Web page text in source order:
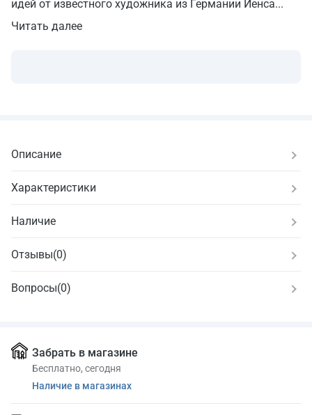
идей от известного художника из Германии Йенса...
Читать далее
Описание
Характеристики
Наличие
Отзывы(0)
Вопросы(0)
Забрать в магазине
Бесплатно, сегодня
Наличие в магазинах